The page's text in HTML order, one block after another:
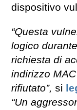
dispositivo
“Questa
logico
richiesta di
indirizzo
rifiutato”, si
“Un